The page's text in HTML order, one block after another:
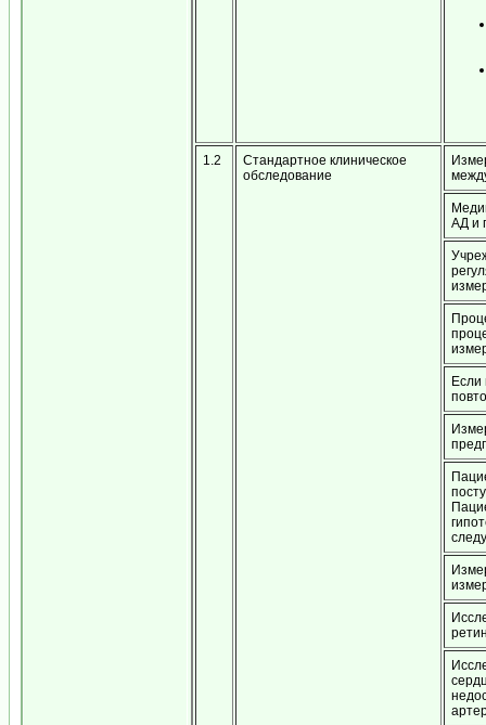
1.2
Стандартное клиническое
обследование
АД и
Если